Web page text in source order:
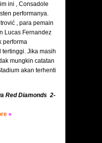
ini , Consadole
performanya.
, para pemain
Lucas Fernandez
performa
Jika masih
mungkin catatan
akan terhenti
Red Diamonds 2-
«